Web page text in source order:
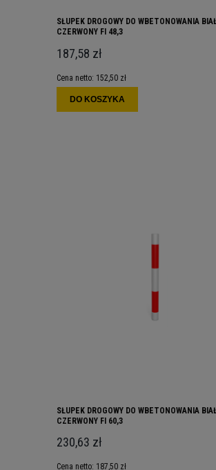
SŁUPEK DROGOWY DO WBETONOWANIA
CZERWONY FI 48,3
187,58 zł
Cena netto: 152,50 zł
DO KOSZYKA
SŁUPEK DROGOWY DO WBETONOWANIA
CZERWONY FI 60,3
230,63 zł
Cena netto: 187,50 zł